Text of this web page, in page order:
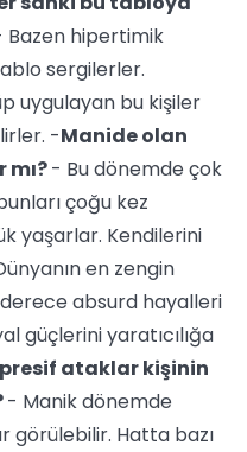
Bazen hipertimik
sergilerler.
uygulayan bu kişiler
-Manide olan
- Bu dönemde çok
çoğu kez
yaşarlar. Kendilerini
en zengin
absurd hayalleri
güçlerini yaratıcılığa
ataklar kişinin
- Manik dönemde
görülebilir. Hatta bazı